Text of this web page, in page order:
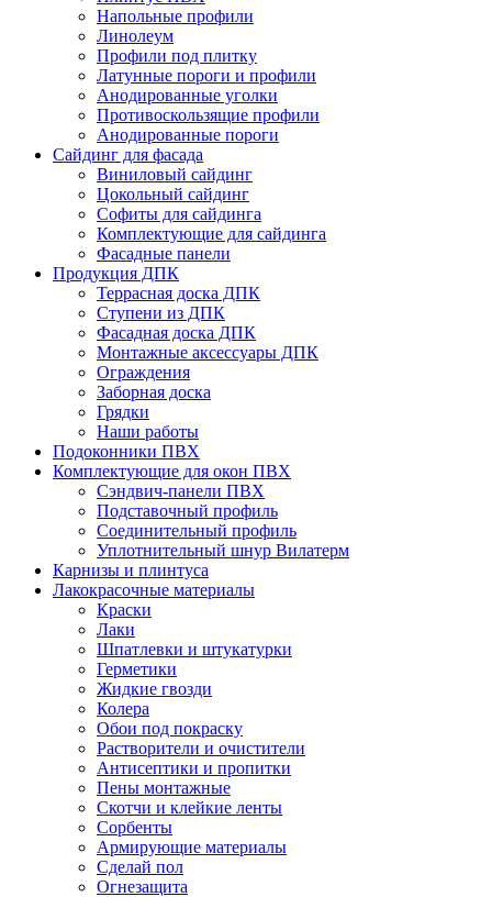
Напольные профили
Линолеум
Профили под плитку
Латунные пороги и профили
Анодированные уголки
Противоскользящие профили
Анодированные пороги
Сайдинг для фасада
Виниловый сайдинг
Цокольный сайдинг
Софиты для сайдинга
Комплектующие для сайдинга
Фасадные панели
Продукция ДПК
Террасная доска ДПК
Ступени из ДПК
Фасадная доска ДПК
Монтажные аксессуары ДПК
Ограждения
Заборная доска
Грядки
Наши работы
Подоконники ПВХ
Комплектующие для окон ПВХ
Сэндвич-панели ПВХ
Подставочный профиль
Соединительный профиль
Уплотнительный шнур Вилатерм
Карнизы и плинтуса
Лакокрасочные материалы
Краски
Лаки
Шпатлевки и штукатурки
Герметики
Жидкие гвозди
Колера
Обои под покраску
Растворители и очистители
Антисептики и пропитки
Пены монтажные
Скотчи и клейкие ленты
Сорбенты
Армирующие материалы
Сделай пол
Огнезащита